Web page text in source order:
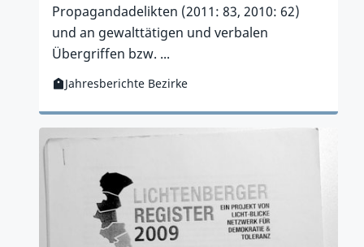
Propagandadelikten (2011: 83, 2010: 62)
und an gewalttätigen und verbalen
Übergriffen bzw. ...
Kategorie:
Jahresberichte Bezirke
Zur Publikation